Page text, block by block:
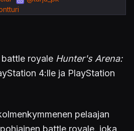
royale Hunter's Arena:
4:lle ja PlayStation
pelaajan